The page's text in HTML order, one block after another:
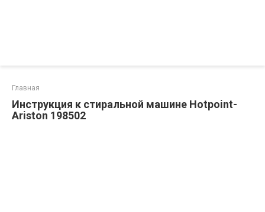
Главная
Инструкция к стиральной машине Hotpoint-
Ariston 198502